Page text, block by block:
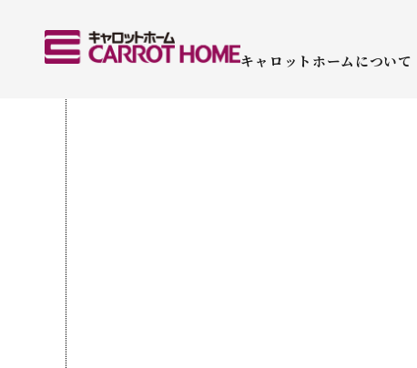
キャロットホームについて